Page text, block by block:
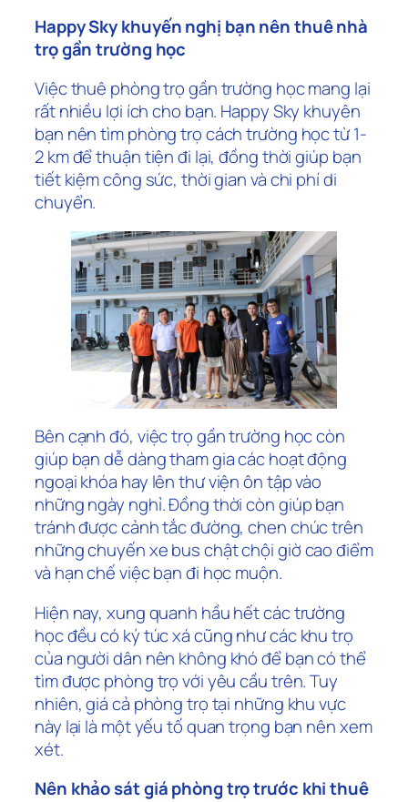
Happy Sky khuyến nghị bạn nên thuê nhà
trọ gần trường học
Việc thuê phòng trọ gần trường học mang lại
rất nhiều lợi ích cho bạn. Happy Sky khuyên
bạn nên tìm phòng trọ cách trường học từ 1-
2 km để thuận tiện đi lại, đồng thời giúp bạn
tiết kiệm công sức, thời gian và chi phí di
chuyển.
Bên cạnh đó, việc trọ gần trường học còn
giúp bạn dễ dàng tham gia các hoạt động
ngoại khóa hay lên thư viện ôn tập vào
những ngày nghỉ. Đồng thời còn giúp bạn
tránh được cảnh tắc đường, chen chúc trên
những chuyến xe bus chật chội giờ cao điểm
và hạn chế việc bạn đi học muộn.
Hiện nay, xung quanh hầu hết các trường
học đều có ký túc xá cũng như các khu trọ
của người dân nên không khó để bạn có thể
tìm được phòng trọ với yêu cầu trên. Tuy
nhiên, giá cả phòng trọ tại những khu vực
này lại là một yếu tố quan trọng bạn nên xem
xét.
Nên khảo sát giá phòng trọ trước khi thuê